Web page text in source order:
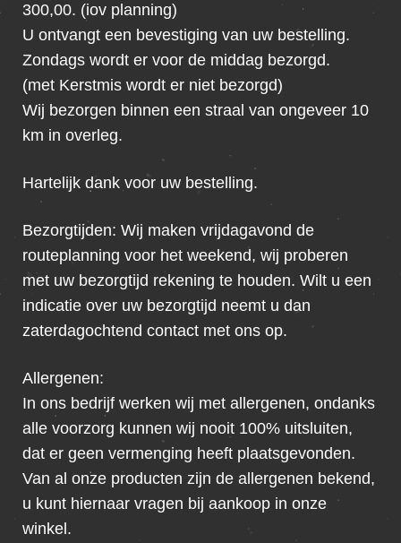
300,00. (iov planning)
U ontvangt een bevestiging van uw bestelling.
Zondags wordt er voor de middag bezorgd.
(met Kerstmis wordt er niet bezorgd)
Wij bezorgen binnen een straal van ongeveer 10
km in overleg.
Hartelijk dank voor uw bestelling.
Bezorgtijden: Wij maken vrijdagavond de
routeplanning voor het weekend, wij proberen
met uw bezorgtijd rekening te houden. Wilt u een
indicatie over uw bezorgtijd neemt u dan
zaterdagochtend contact met ons op.
Allergenen:
In ons bedrijf werken wij met allergenen, ondanks
alle voorzorg kunnen wij nooit 100% uitsluiten,
dat er geen vermenging heeft plaatsgevonden.
Van al onze producten zijn de allergenen bekend,
u kunt hiernaar vragen bij aankoop in onze
winkel.